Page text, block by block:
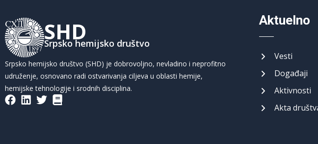
SHD
Srpsko hemijsko društvo
Srpsko hemijsko društvo (SHD) je dobrovoljno, nevladino i neprofitno
udruženje, osnovano radi ostvarivanja ciljeva u oblasti hemije,
hemijske tehnologije i srodnih disciplina.
Aktuelno
Vesti
Događaji
Aktivnosti
Akta